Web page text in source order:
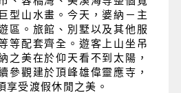
型山水畫。今天，婆納－主
區。旅館、別墅以及其他服
等配套齊全。遊客上山坐吊
之美在於仰天看不到太陽，
參觀建於頂峰雄偉靈應寺，
享受渡假休閒之美。